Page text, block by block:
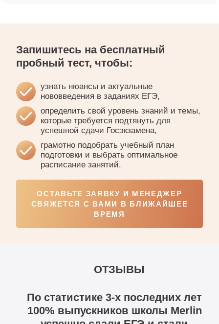
Запишитесь на бесплатный
пробный тест, чтобы:
узнать нюансы и актуальные
нововведения в заданиях ЕГЭ,
определить свой уровень знаний и темы,
которые требуется подтянуть для
успешной сдачи Госэкзамена,
грамотно подобрать учебный план
подготовки и выбрать оптимальное
расписание занятий.
ОСТАВЬТЕ ЗАЯВКУ И МЕНЕДЖЕР
СВЯЖЕТСЯ С ВАМИ В БЛИЖАЙШЕЕ
ВРЕМЯ
ОТЗЫВЫ
По статистике 3-х последних лет
100% выпускников школы Merlin